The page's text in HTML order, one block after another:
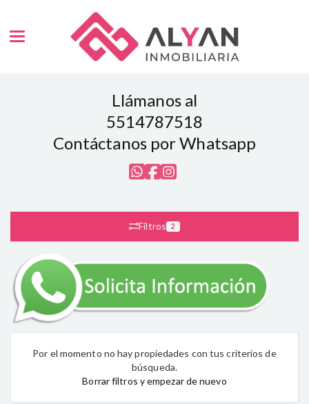
Toggle navigation
Llámanos al
5514787518
Contáctanos por Whatsapp
Filtros 2
Por el momento no hay propiedades con tus criterios de
búsqueda.
Borrar filtros y empezar de nuevo